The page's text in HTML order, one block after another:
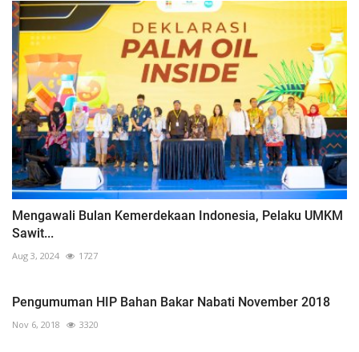
Mengawali Bulan Kemerdekaan Indonesia, Pelaku UMKM
Sawit...
Aug 3, 2024 1727
Pengumuman HIP Bahan Bakar Nabati November 2018
Nov 6, 2018 3320